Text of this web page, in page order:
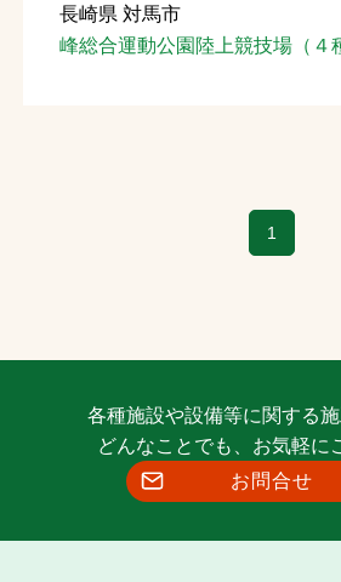
ソーシャルメディアポリシー
長崎県 対馬市
峰総合運動公園陸上競技場（４
1
各種施設や設備等に関する
どんなことでも、お気軽に
お問合せ